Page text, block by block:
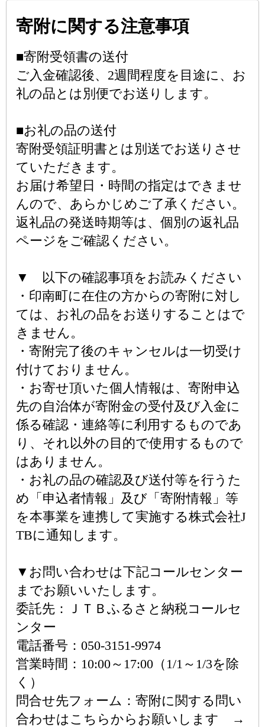
寄附に関する注意事項
■寄附受領書の送付
ご入金確認後、2週間程度を目途に、お
礼の品とは別便でお送りします。
■お礼の品の送付
寄附受領証明書とは別送でお送りさせ
ていただきます。
お届け希望日・時間の指定はできませ
んので、あらかじめご了承ください。
返礼品の発送時期等は、個別の返礼品
ページをご確認ください。
▼ 以下の確認事項をお読みください
・印南町に在住の方からの寄附に対し
ては、お礼の品をお送りすることはで
きません。
・寄附完了後のキャンセルは一切受け
付けておりません。
・お寄せ頂いた個人情報は、寄附申込
先の自治体が寄附金の受付及び入金に
係る確認・連絡等に利用するものであ
り、それ以外の目的で使用するもので
はありません。
・お礼の品の確認及び送付等を行うた
め「申込者情報」及び「寄附情報」等
を本事業を連携して実施する株式会社J
TBに通知します。
▼お問い合わせは下記コールセンター
までお願いいたします。
委託先：ＪＴＢふるさと納税コールセ
ンター
電話番号：050-3151-9974
営業時間：10:00～17:00（1/1～1/3を除
く）
問合せ先フォーム：寄附に関する問い
合わせはこちらからお願いします →